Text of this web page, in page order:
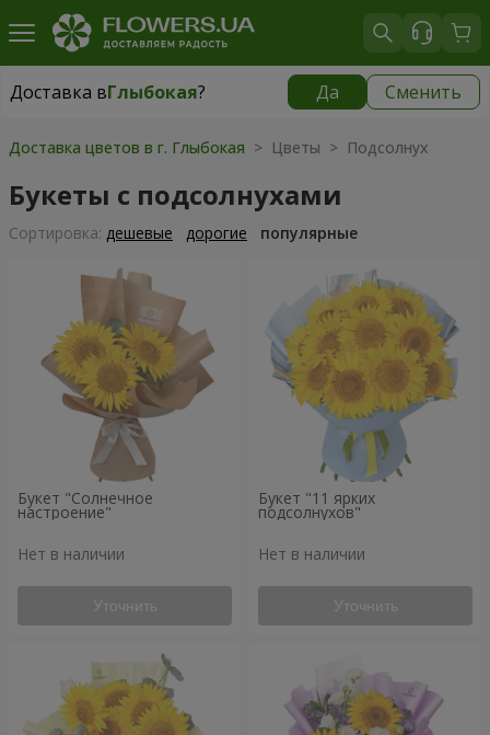
Доставка вГлыбокая? Да Сменить
Доставка вГлыбокая|
Доставка цветов в г. Глыбокая > Цветы > Подсолнух
Букеты с подсолнухами
Cортировка: дешевые дорогие популярные
Букет "Солнечное
настроение"
Нет в наличии
Уточнить
Букет "11 ярких
подсолнухов"
Нет в наличии
Уточнить